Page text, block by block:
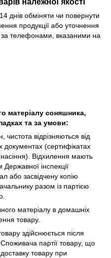
днів обміняти чи повернути
продукції або уточнення
телефонами, вказаними на
матеріалу соняшника,
та за умови:
чистота відрізняються від
документах (сертифікатах
насіння). Відхилення мають
інспекції
або засвідчену копію
разом із партією
матеріалу в домашніх
товару.
здійснюється після
партії товару, що
товару при